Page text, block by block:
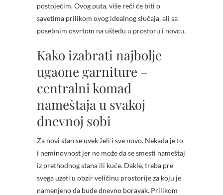
postojećim. Ovog puta, više reči će biti o
savetima prilikom ovog idealnog slučaja, ali sa
posebnim osvrtom na uštedu u prostoru i novcu.
Kako izabrati najbolje
ugaone garniture –
centralni komad
nameštaja u svakoj
dnevnoj sobi
Za novi stan se uvek želi i sve novo. Nekada je to
i neminovnost jer ne može da se smesti nameštaj
iz prethodnog stana ili kuće. Dakle, treba pre
svega uzeti u obzir veličinu prostorije za koju je
namenjeno da bude dnevno boravak. Prilikom